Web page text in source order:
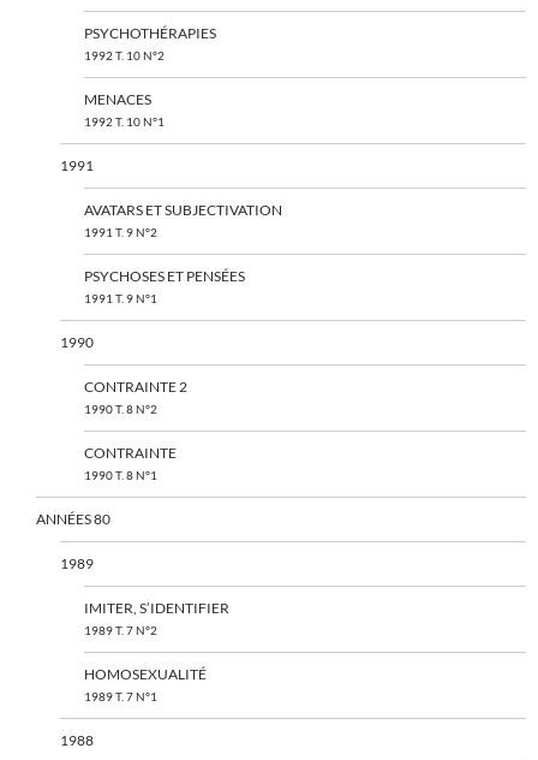
PSYCHOTHÉRAPIES
1992 T. 10 N°2
MENACES
1992 T. 10 N°1
1991
AVATARS ET SUBJECTIVATION
1991 T. 9 N°2
PSYCHOSES ET PENSÉES
1991 T. 9 N°1
1990
CONTRAINTE 2
1990 T. 8 N°2
CONTRAINTE
1990 T. 8 N°1
ANNÉES 80
1989
IMITER, S’IDENTIFIER
1989 T. 7 N°2
HOMOSEXUALITÉ
1989 T. 7 N°1
1988